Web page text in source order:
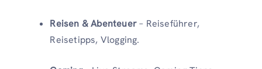
Reisen & Abenteuer– Reiseführer,
Reisetipps, Vlogging.